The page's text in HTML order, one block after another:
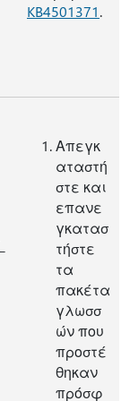
KB4501371.
Απεγκ
αταστή
στε και
επανε
γκατασ
τήστε
τα
πακέτα
γλωσσ
ών που
προστέ
θηκαν
πρόσφ